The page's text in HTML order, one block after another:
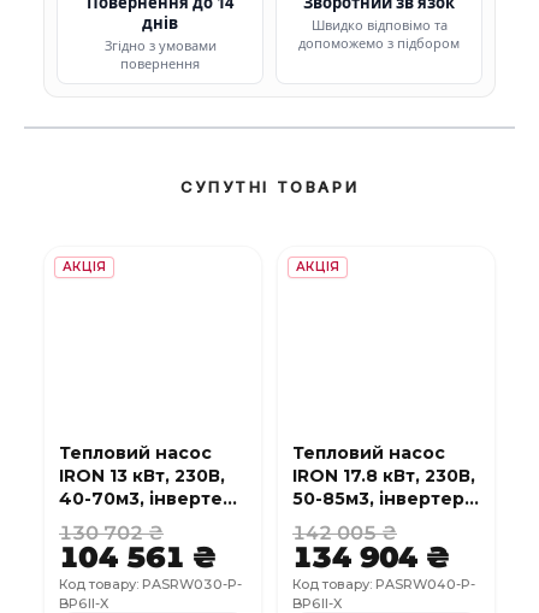
днів
Згідно з умовами
повернення
Швидко відповімо та
допоможемо з підбором
СУПУТНІ ТОВАРИ
АКЦІЯ
Тепловий насос
IRON 13 кВт, 230В,
40-70м3, інвертер,
з охолодженням,
WI-FI
130 702 ₴
104 561 ₴
Код товару: PASRW030-P-
BP6II-X
АКЦІЯ
Тепловий насос
IRON 17.8 кВт, 230В,
50-85м3, інвертер,
з охолодженням,
WI-FI
142 005 ₴
134 904 ₴
Код товару: PASRW040-P-
BP6II-X